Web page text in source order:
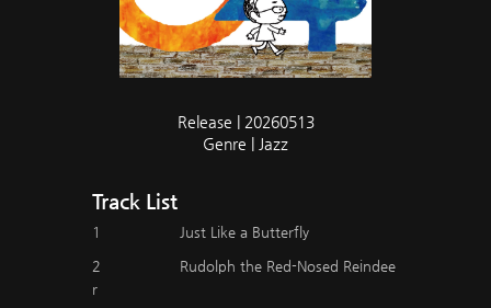
Release | 20260513
Genre | Jazz
Track List
1 Just Like a Butterfly
2
Rudolph the Red-Nosed Reindee
r